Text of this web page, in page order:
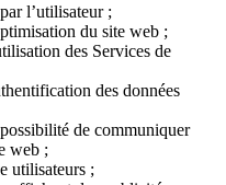
l’utilisateur ;
du site web ;
des Services de
des données
de communiquer
web ;
utilisateurs ;